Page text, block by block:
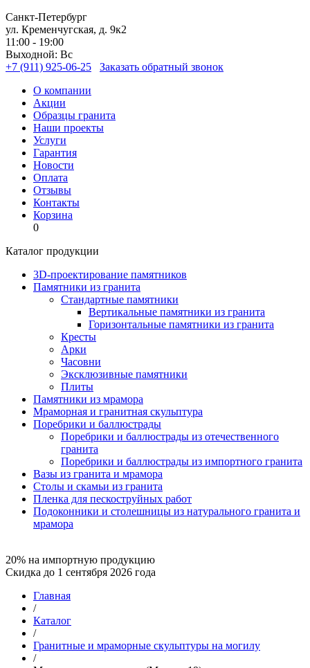
Санкт-Петербург
ул. Кременчугская, д. 9к2
11:00 - 19:00
Выходной: Вс
+7 (911) 925-06-25
Заказать обратный звонок
О компании
Акции
Образцы гранита
Наши проекты
Услуги
Гарантия
Новости
Оплата
Отзывы
Контакты
Корзина
0
Каталог продукции
3D-проектирование памятников
Памятники из гранита
Стандартные памятники
Вертикальные памятники из гранита
Горизонтальные памятники из гранита
Кресты
Арки
Часовни
Эксклюзивные памятники
Плиты
Памятники из мрамора
Мраморная и гранитная скульптура
Поребрики и баллюстрады
Поребрики и баллюстрады из отечественного
гранита
Поребрики и баллюстрады из импортного гранита
Вазы из гранита и мрамора
Столы и скамьи из гранита
Пленка для пескоструйных работ
Подоконники и столешницы из натурального гранита и
мрамора
20% на импортную продукцию
Скидка до 1 сентября 2026 года
Главная
/
Каталог
/
Гранитные и мраморные скульптуры на могилу
/